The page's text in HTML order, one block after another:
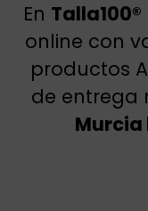
En Talla100®
online con
productos
de entrega
Murcia